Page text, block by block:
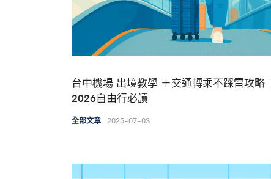
台中機場 出境教學 ＋交通轉乘不踩雷攻略｜
2026自由行必讀
全部文章 2025-07-03